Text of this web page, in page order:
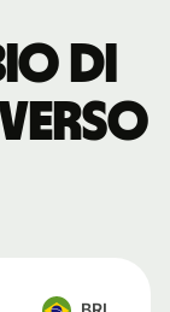
di